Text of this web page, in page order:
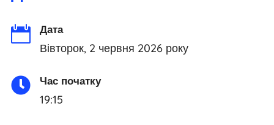

Дата
Вівторок, 2 червня 2026 року

Час початку
19:15